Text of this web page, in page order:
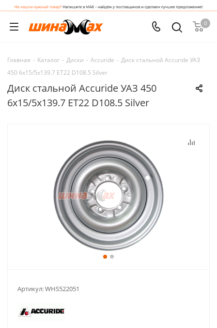
0
Главная - Каталог - Диски - Accuride - Диск стальной Accuride УАЗ
450 6x15/5x139.7 ET22 D108.5 Silver
Диск стальной Accuride УАЗ 450
6x15/5x139.7 ET22 D108.5 Silver
Артикул:WHS522051